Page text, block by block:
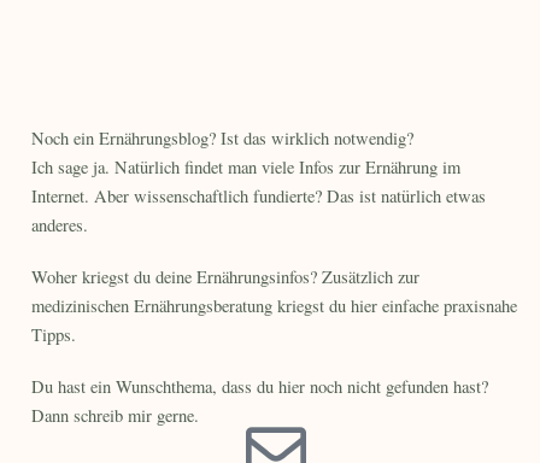
Noch ein Ernährungsblog? Ist das wirklich notwendig?
Ich sage ja. Natürlich findet man viele Infos zur Ernährung im
Internet. Aber wissenschaftlich fundierte? Das ist natürlich etwas
anderes.
Woher kriegst du deine Ernährungsinfos? Zusätzlich zur
medizinischen Ernährungsberatung kriegst du hier einfache praxisnahe
Tipps.
Du hast ein Wunschthema, dass du hier noch nicht gefunden hast?
Dann schreib mir gerne.